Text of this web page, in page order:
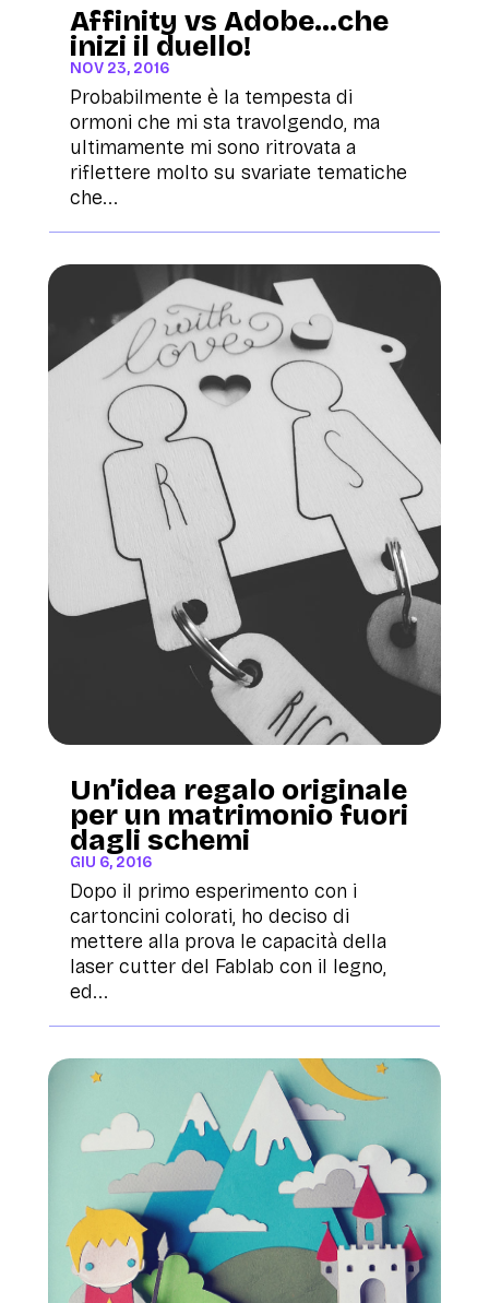
Affinity vs Adobe…che
inizi il duello!
NOV 23, 2016
Probabilmente è la tempesta di
ormoni che mi sta travolgendo, ma
ultimamente mi sono ritrovata a
riflettere molto su svariate tematiche
che...
Un’idea regalo originale
per un matrimonio fuori
dagli schemi
GIU 6, 2016
Dopo il primo esperimento con i
cartoncini colorati, ho deciso di
mettere alla prova le capacità della
laser cutter del Fablab con il legno,
ed...